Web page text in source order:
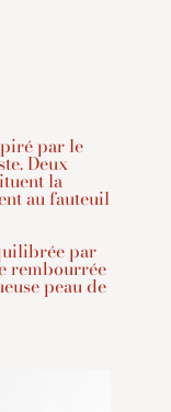
par le
Deux
la
au fauteuil
par
rembourrée
peau de